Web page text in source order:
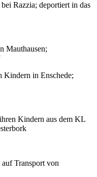
Razzia; deportiert in das
Mauthausen;
Kindern in Enschede;
Kindern aus dem KL
Transport von